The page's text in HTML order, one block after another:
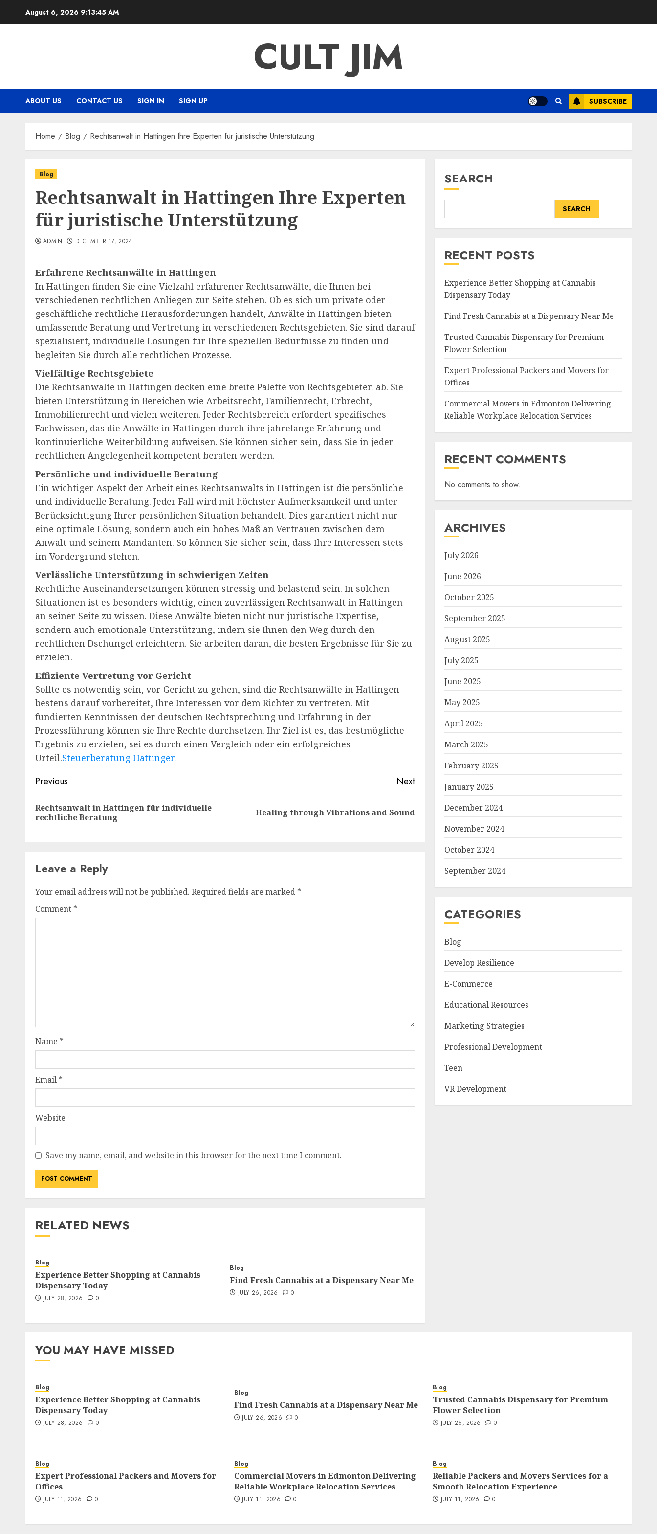
August 6, 2026 9:13:45 AM
CULT JIM
ABOUT US CONTACT US SIGN IN SIGN UP SUBSCRIBE
Home Blog Rechtsanwalt in Hattingen Ihre Experten für juristische Unterstützung
Blog
Rechtsanwalt in Hattingen Ihre Experten
für juristische Unterstützung
ADMIN DECEMBER 17, 2024
Erfahrene Rechtsanwälte in Hattingen
In Hattingen finden Sie eine Vielzahl erfahrener Rechtsanwälte, die Ihnen bei
verschiedenen rechtlichen Anliegen zur Seite stehen. Ob es sich um private oder
geschäftliche rechtliche Herausforderungen handelt, Anwälte in Hattingen bieten
umfassende Beratung und Vertretung in verschiedenen Rechtsgebieten. Sie sind darauf
spezialisiert, individuelle Lösungen für Ihre speziellen Bedürfnisse zu finden und
begleiten Sie durch alle rechtlichen Prozesse.
Vielfältige Rechtsgebiete
Die Rechtsanwälte in Hattingen decken eine breite Palette von Rechtsgebieten ab. Sie
bieten Unterstützung in Bereichen wie Arbeitsrecht, Familienrecht, Erbrecht,
Immobilienrecht und vielen weiteren. Jeder Rechtsbereich erfordert spezifisches
Fachwissen, das die Anwälte in Hattingen durch ihre jahrelange Erfahrung und
kontinuierliche Weiterbildung aufweisen. Sie können sicher sein, dass Sie in jeder
rechtlichen Angelegenheit kompetent beraten werden.
Persönliche und individuelle Beratung
Ein wichtiger Aspekt der Arbeit eines Rechtsanwalts in Hattingen ist die persönliche
und individuelle Beratung. Jeder Fall wird mit höchster Aufmerksamkeit und unter
Berücksichtigung Ihrer persönlichen Situation behandelt. Dies garantiert nicht nur
eine optimale Lösung, sondern auch ein hohes Maß an Vertrauen zwischen dem
Anwalt und seinem Mandanten. So können Sie sicher sein, dass Ihre Interessen stets
im Vordergrund stehen.
Verlässliche Unterstützung in schwierigen Zeiten
Rechtliche Auseinandersetzungen können stressig und belastend sein. In solchen
Situationen ist es besonders wichtig, einen zuverlässigen Rechtsanwalt in Hattingen
an seiner Seite zu wissen. Diese Anwälte bieten nicht nur juristische Expertise,
sondern auch emotionale Unterstützung, indem sie Ihnen den Weg durch den
rechtlichen Dschungel erleichtern. Sie arbeiten daran, die besten Ergebnisse für Sie zu
erzielen.
Effiziente Vertretung vor Gericht
Sollte es notwendig sein, vor Gericht zu gehen, sind die Rechtsanwälte in Hattingen
bestens darauf vorbereitet, Ihre Interessen vor dem Richter zu vertreten. Mit
fundierten Kenntnissen der deutschen Rechtsprechung und Erfahrung in der
Prozessführung können sie Ihre Rechte durchsetzen. Ihr Ziel ist es, das bestmögliche
Ergebnis zu erzielen, sei es durch einen Vergleich oder ein erfolgreiches
Urteil.Steuerberatung Hattingen
Post
navigation
Previous
Previous
Rechtsanwalt in Hattingen für individuelle
rechtliche Beratung
Next
Healing through Vibrations and Sound
Leave a Reply
Your email address will not be published. Required fields are marked *
Comment *
Name *
Email *
Website
Save my name, email, and website in this browser for the next time I comment.
RELATED NEWS
Blog
Experience Better Shopping at Cannabis
Dispensary Today
JULY 28, 2026 0
Blog
Find Fresh Cannabis at a Dispensary Near Me
JULY 26, 2026 0
SEARCH
SEARCH
RECENT POSTS
Experience Better Shopping at Cannabis
Dispensary Today
Find Fresh Cannabis at a Dispensary Near Me
Trusted Cannabis Dispensary for Premium
Flower Selection
Expert Professional Packers and Movers for
Offices
Commercial Movers in Edmonton Delivering
Reliable Workplace Relocation Services
RECENT COMMENTS
No comments to show.
ARCHIVES
July 2026
June 2026
October 2025
September 2025
August 2025
July 2025
June 2025
May 2025
April 2025
March 2025
February 2025
January 2025
December 2024
November 2024
October 2024
September 2024
CATEGORIES
Blog
Develop Resilience
E-Commerce
Educational Resources
Marketing Strategies
Professional Development
Teen
VR Development
YOU MAY HAVE MISSED
Blog
Experience Better Shopping at Cannabis
Dispensary Today
JULY 28, 2026 0
Blog
Find Fresh Cannabis at a Dispensary Near Me
JULY 26, 2026 0
Blog
Trusted Cannabis Dispensary for Premium
Flower Selection
JULY 26, 2026 0
Blog
Expert Professional Packers and Movers for
Offices
JULY 11, 2026 0
Blog
Commercial Movers in Edmonton Delivering
Reliable Workplace Relocation Services
JULY 11, 2026 0
Blog
Reliable Packers and Movers Services for a
Smooth Relocation Experience
JULY 11, 2026 0